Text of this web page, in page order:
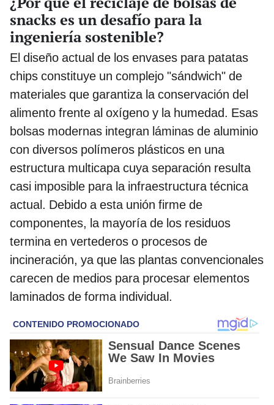
snacks es un desafío para la
ingeniería sostenible?
El diseño actual de los envases para patatas
chips constituye un complejo "sándwich" de
materiales que garantiza la conservación del
alimento frente al oxígeno y la humedad. Esas
bolsas modernas integran láminas de aluminio
con diversos polímeros plásticos en una
estructura multicapa cuya separación resulta
casi imposible para la infraestructura técnica
actual. Debido a esta unión firme de
componentes, la mayoría de los residuos
termina en vertederos o procesos de
incineración, ya que las plantas convencionales
carecen de medios para procesar elementos
laminados de forma individual.